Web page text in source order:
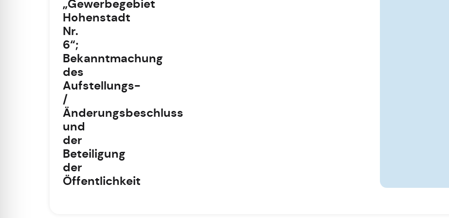
„Gewerbegebiet
Hohenstadt
Nr.
6“;
Bekanntmachung
des
Aufstellungs-
/
Änderungsbeschluss
und
der
Beteiligung
der
Öffentlichkeit